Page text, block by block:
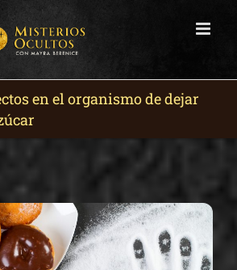
en el organismo de dejar